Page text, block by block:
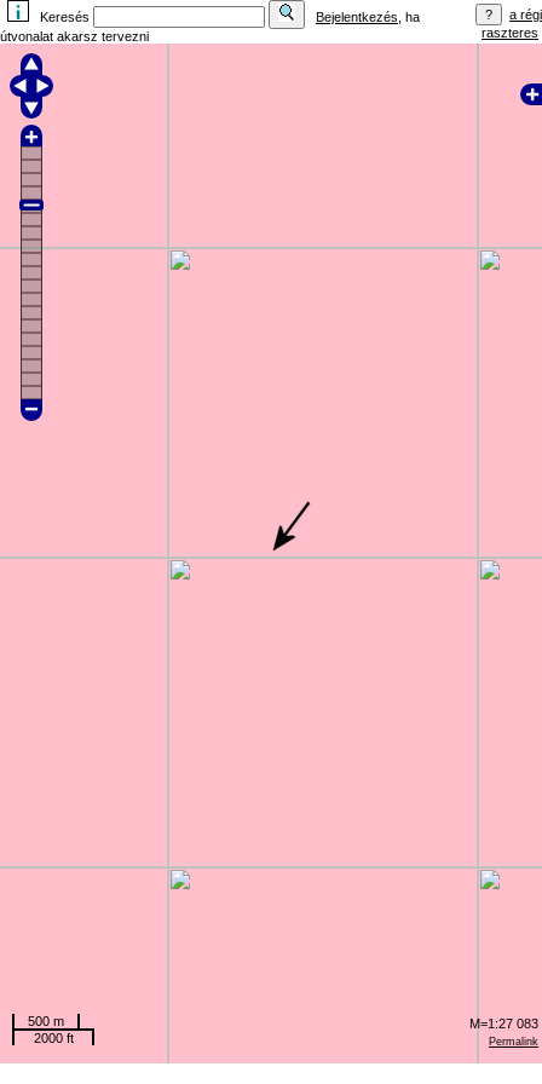
Keresés Bejelentkezés , ha
útvonalat akarsz tervezni
a régi
raszteres
Permalink
500 m
2000 ft
M=1:27 083